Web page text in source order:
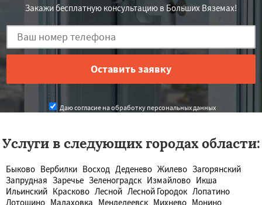
Закажи бесплатную консультацию в Больших Вяземах!
Даю согласие на обработку персональных данных
Услуги в следующих городах области:
Быково Вербилки Восход Деденево Жилево Загорянский
Запрудная Заречье Зеленоградск Измайлово Икша
Ильинский Красково Лесной Лесной Городок Лопатино
Лотошино Малаховка Менделеевск Михнево Монино